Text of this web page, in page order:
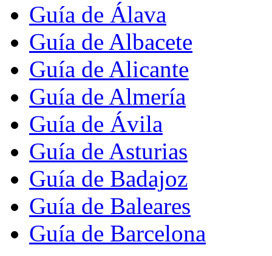
Guía de Álava
Guía de Albacete
Guía de Alicante
Guía de Almería
Guía de Ávila
Guía de Asturias
Guía de Badajoz
Guía de Baleares
Guía de Barcelona